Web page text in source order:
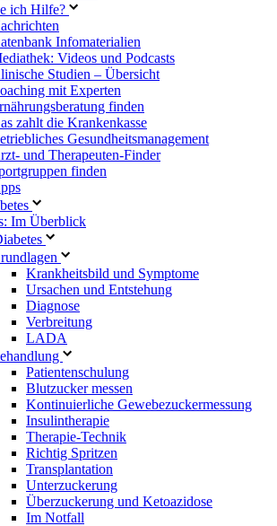
ich Hilfe?
Infomaterialien
Videos und Podcasts
Studien – Übersicht
mit Experten
finden
zahlt die Krankenkasse
Gesundheitsmanagement
und Therapeuten-Finder
finden
Im Überblick
Krankheitsbild und Symptome
Ursachen und Entstehung
Diagnose
Verbreitung
LADA
Patientenschulung
Blutzucker messen
Kontinuierliche Gewebezuckermessung
Insulintherapie
Therapie-Technik
Richtig Spritzen
Transplantation
Unterzuckerung
Überzuckerung und Ketoazidose
Im Notfall